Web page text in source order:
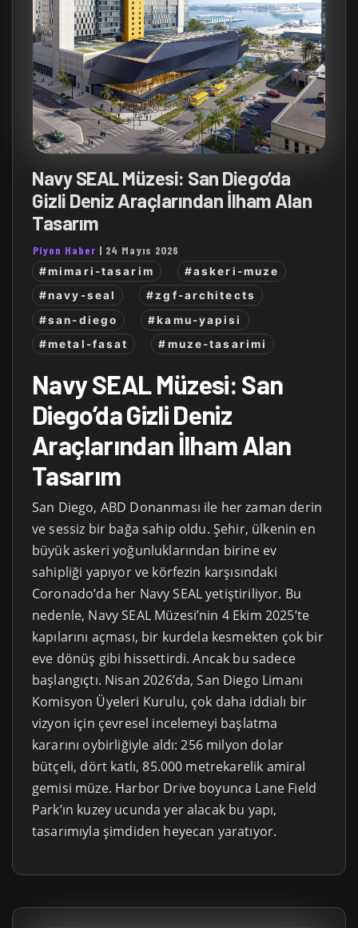
Navy SEAL Müzesi: San Diego’da
Gizli Deniz Araçlarından İlham Alan
Tasarım
Piyon Haber | 24 Mayıs 2026
#mimari-tasarim
#askeri-muze
#navy-seal
#zgf-architects
#san-diego
#kamu-yapisi
#metal-fasat
#muze-tasarimi
Navy SEAL Müzesi: San
Diego’da Gizli Deniz
Araçlarından İlham Alan
Tasarım
San Diego, ABD Donanması ile her zaman derin
ve sessiz bir bağa sahip oldu. Şehir, ülkenin en
büyük askeri yoğunluklarından birine ev
sahipliği yapıyor ve körfezin karşısındaki
Coronado’da her Navy SEAL yetiştiriliyor. Bu
nedenle, Navy SEAL Müzesi’nin 4 Ekim 2025’te
kapılarını açması, bir kurdela kesmekten çok bir
eve dönüş gibi hissettirdi. Ancak bu sadece
başlangıçtı. Nisan 2026’da, San Diego Limanı
Komisyon Üyeleri Kurulu, çok daha iddialı bir
vizyon için çevresel incelemeyi başlatma
kararını oybirliğiyle aldı: 256 milyon dolar
bütçeli, dört katlı, 85.000 metrekarelik amiral
gemisi müze. Harbor Drive boyunca Lane Field
Park’ın kuzey ucunda yer alacak bu yapı,
tasarımıyla şimdiden heyecan yaratıyor.